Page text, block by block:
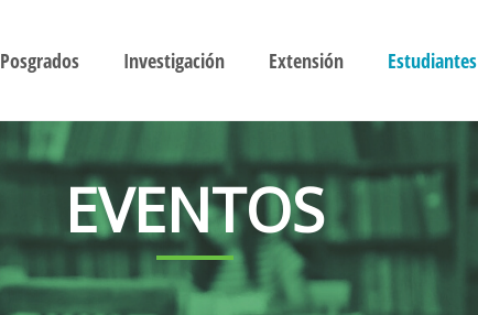
Posgrados Investigación Extensión Estudiantes
EVENTOS